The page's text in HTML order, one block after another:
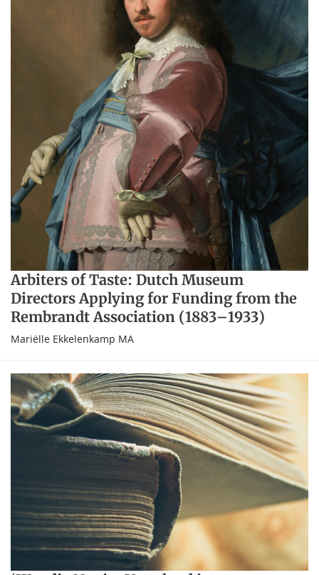
Arbiters of Taste: Dutch Museum
Directors Applying for Funding from the
Rembrandt Association (1883–1933)
Mariëlle Ekkelenkamp MA